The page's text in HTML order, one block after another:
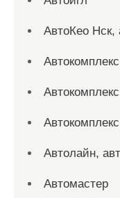
АвтоКео Нск,
Автолайн,
Автомастер